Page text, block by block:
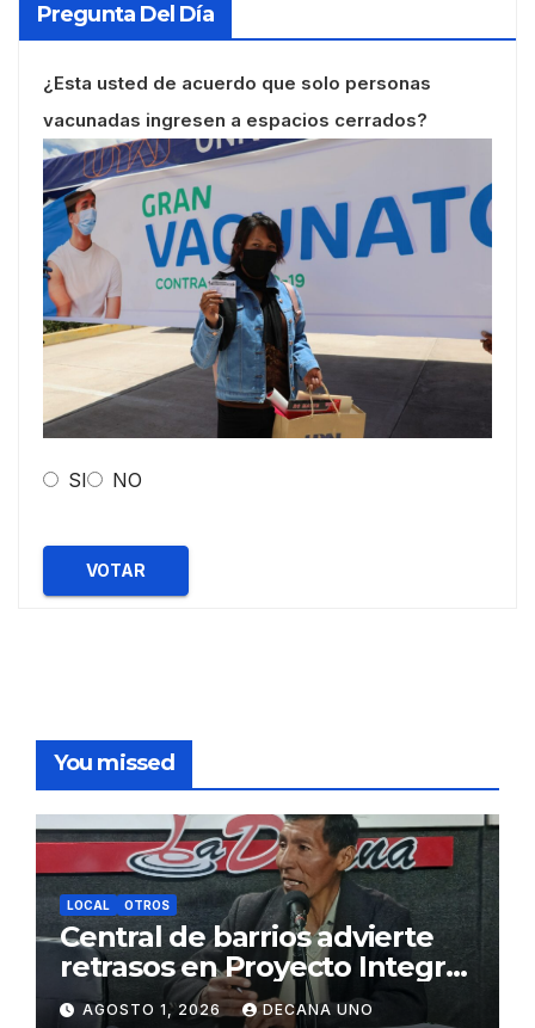
Pregunta Del Día
¿Esta usted de acuerdo que solo personas
vacunadas ingresen a espacios cerrados?
SI NO
VOTAR
You missed
LOCAL OTROS
Central de barrios advierte
retrasos en Proyecto Integral
de Agua y Alcantarillado para
AGOSTO 1, 2026 DECANA UNO